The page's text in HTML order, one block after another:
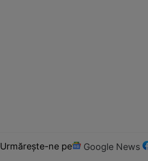
Urmărește-ne pe Google News